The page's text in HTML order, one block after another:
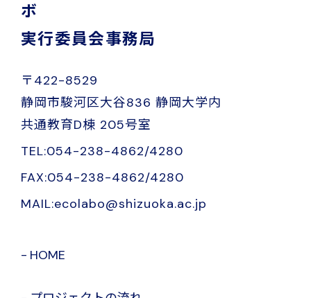
ボ
実行委員会事務局
〒422-8529
静岡市駿河区大谷836 静岡大学内
共通教育D棟 205号室
TEL:054-238-4862/4280
FAX:054-238-4862/4280
MAIL:ecolabo@shizuoka.ac.jp
HOME